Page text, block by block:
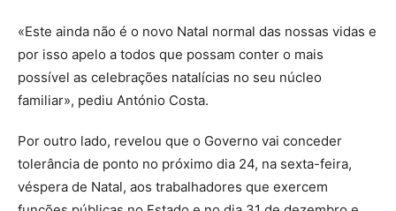
«Este ainda não é o novo Natal normal das nossas vidas e
por isso apelo a todos que possam conter o mais
possível as celebrações natalícias no seu núcleo
familiar», pediu António Costa.
Por outro lado, revelou que o Governo vai conceder
tolerância de ponto no próximo dia 24, na sexta-feira,
véspera de Natal, aos trabalhadores que exercem